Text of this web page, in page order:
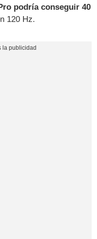
podría conseguir 40
120 Hz.